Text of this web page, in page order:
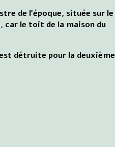
de l'époque, située sur le
car le toit de la maison du
détruite pour la deuxième